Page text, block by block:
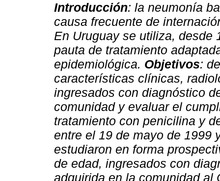
Introducción: la neumonía
causa frecuente de
En Uruguay se utiliza, desde
pauta de tratamiento
epidemiológica. Objetivos:
características clínicas,
ingresados con diagnóstico
comunidad y evaluar el
tratamiento con penicilina y
entre el 19 de mayo de 1999
estudiaron en forma
de edad, ingresados con
adquirida en la comunidad al